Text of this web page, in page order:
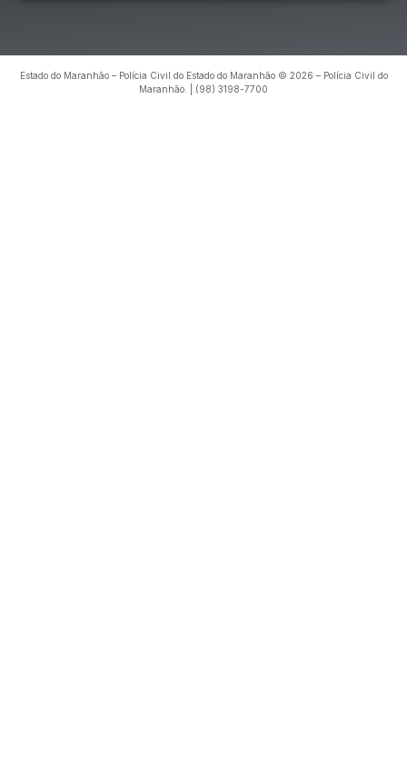
Estado do Maranhão – Polícia Civil do Estado do Maranhão © 2026 – Polícia Civil do
Maranhão. | (98) 3198-7700